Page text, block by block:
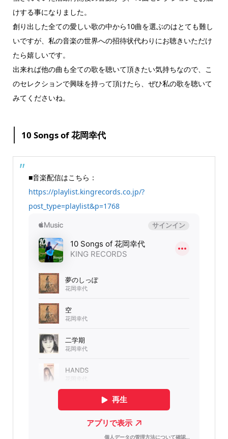
けする事になりました。
創り出した全ての愛しい歌の中から10曲を選ぶのはとても難し
いですが、私の音楽の世界への招待状代わりにお聴きいただけ
たら嬉しいです。
出来れば他の曲も全ての歌を聴いて頂きたい気持ちなので、こ
のセレクションで興味を持って頂けたら、ぜひ私の歌を聴いて
みてくださいね。
10 Songs of 花岡幸代
■音楽配信はこちら：
https://playlist.kingrecords.co.jp/?
post_type=playlist&p=1768